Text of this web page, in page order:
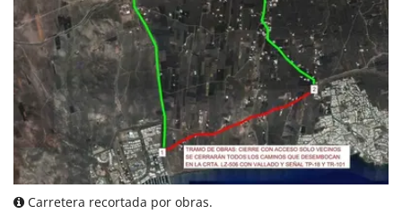
Carretera recortada por obras.